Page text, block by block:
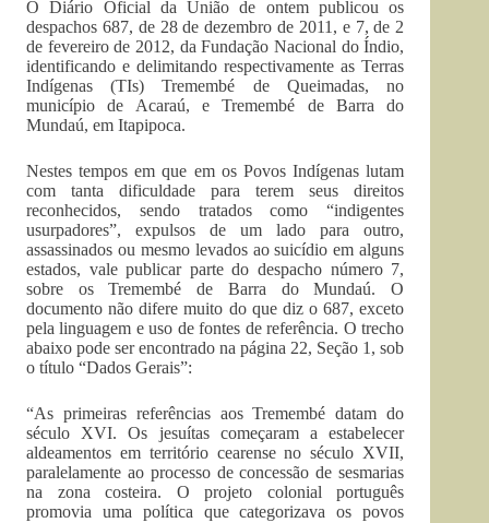
O Diário Oficial da União de ontem publicou os
despachos 687, de 28 de dezembro de 2011, e 7, de 2
de fevereiro de 2012, da Fundação Nacional do Índio,
identificando e delimitando respectivamente as Terras
Indígenas (TIs) Tremembé de Queimadas, no
município de Acaraú, e Tremembé de Barra do
Mundaú, em Itapipoca.
Nestes tempos em que em os Povos Indígenas lutam
com tanta dificuldade para terem seus direitos
reconhecidos, sendo tratados como “indigentes
usurpadores”, expulsos de um lado para outro,
assassinados ou mesmo levados ao suicídio em alguns
estados, vale publicar parte do despacho número 7,
sobre os Tremembé de Barra do Mundaú. O
documento não difere muito do que diz o 687, exceto
pela linguagem e uso de fontes de referência. O trecho
abaixo pode ser encontrado na página 22, Seção 1, sob
o título “Dados Gerais”:
“As primeiras referências aos Tremembé datam do
século XVI. Os jesuítas começaram a estabelecer
aldeamentos em território cearense no século XVII,
paralelamente ao processo de concessão de sesmarias
na zona costeira. O projeto colonial português
promovia uma política que categorizava os povos